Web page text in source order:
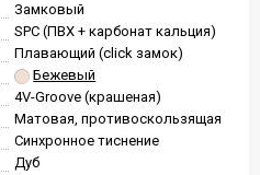
Замковый
SPC (ПВХ + карбонат кальция)
Плавающий (click замок)
Бежевый
4V-Groove (крашеная)
Матовая, противоскользящая
Синхронное тиснение
Дуб